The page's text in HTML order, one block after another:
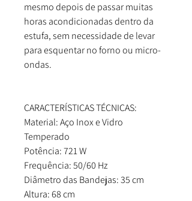
mesmo depois de passar muitas
horas acondicionadas dentro da
estufa, sem necessidade de levar
para esquentar no forno ou micro-
ondas.
CARACTERÍSTICAS TÉCNICAS:
Material: Aço Inox e Vidro
Temperado
Potência: 721 W
Frequência: 50/60 Hz
Diâmetro das Bandejas: 35 cm
Altura: 68 cm